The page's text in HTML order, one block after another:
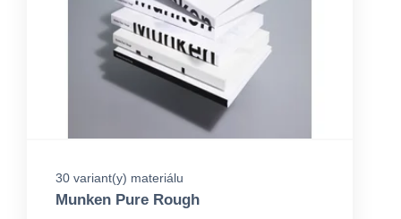
30 variant(y) materiálu
Munken Pure Rough